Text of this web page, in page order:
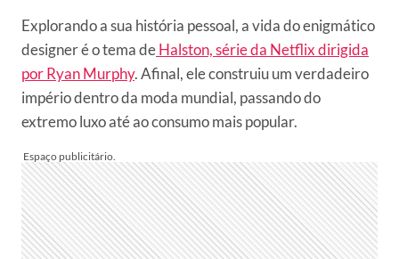
Explorando a sua história pessoal, a vida do enigmático
designer é o tema deHalston, série da Netflix dirigida
por Ryan Murphy. Afinal, ele construiu um verdadeiro
império dentro da moda mundial, passando do
extremo luxo até ao consumo mais popular.